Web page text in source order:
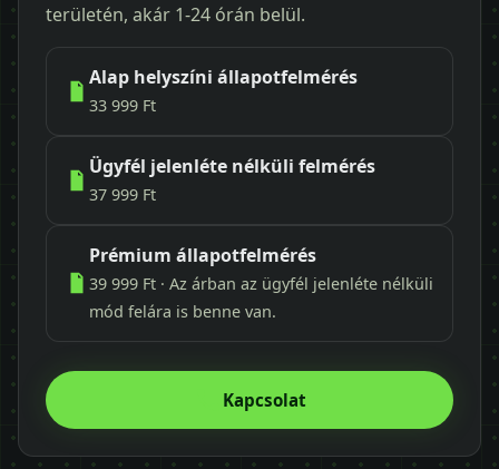
területén, akár 1-24 órán belül.
Alap helyszíni állapotfelmérés
33 999 Ft
Ügyfél jelenléte nélküli felmérés
37 999 Ft
Prémium állapotfelmérés
39 999 Ft · Az árban az ügyfél jelenléte nélküli
mód felára is benne van.
Kapcsolat